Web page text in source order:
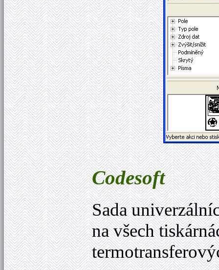
Codesoft
Sada
na všech